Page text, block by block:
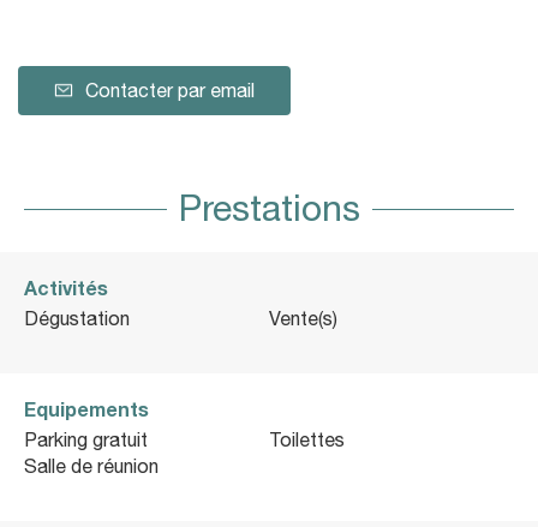
Contacter par email
Prestations
Activités
Dégustation Vente(s)
Equipements
Parking gratuit
Salle de réunion
Toilettes